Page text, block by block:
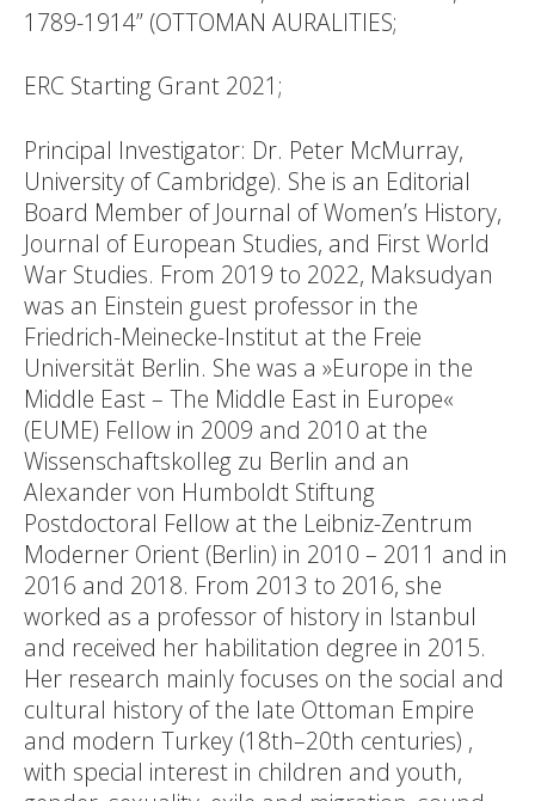
1789-1914” (OTTOMAN AURALITIES;
ERC Starting Grant 2021;
Principal Investigator: Dr. Peter McMurray,
University of Cambridge). She is an Editorial
Board Member of Journal of Women’s History,
Journal of European Studies, and First World
War Studies. From 2019 to 2022, Maksudyan
was an Einstein guest professor in the
Friedrich-Meinecke-Institut at the Freie
Universität Berlin. She was a »Europe in the
Middle East – The Middle East in Europe«
(EUME) Fellow in 2009 and 2010 at the
Wissenschaftskolleg zu Berlin and an
Alexander von Humboldt Stiftung
Postdoctoral Fellow at the Leibniz-Zentrum
Moderner Orient (Berlin) in 2010 – 2011 and in
2016 and 2018. From 2013 to 2016, she
worked as a professor of history in Istanbul
and received her habilitation degree in 2015.
Her research mainly focuses on the social and
cultural history of the late Ottoman Empire
and modern Turkey (18th–20th centuries) ,
with special interest in children and youth,